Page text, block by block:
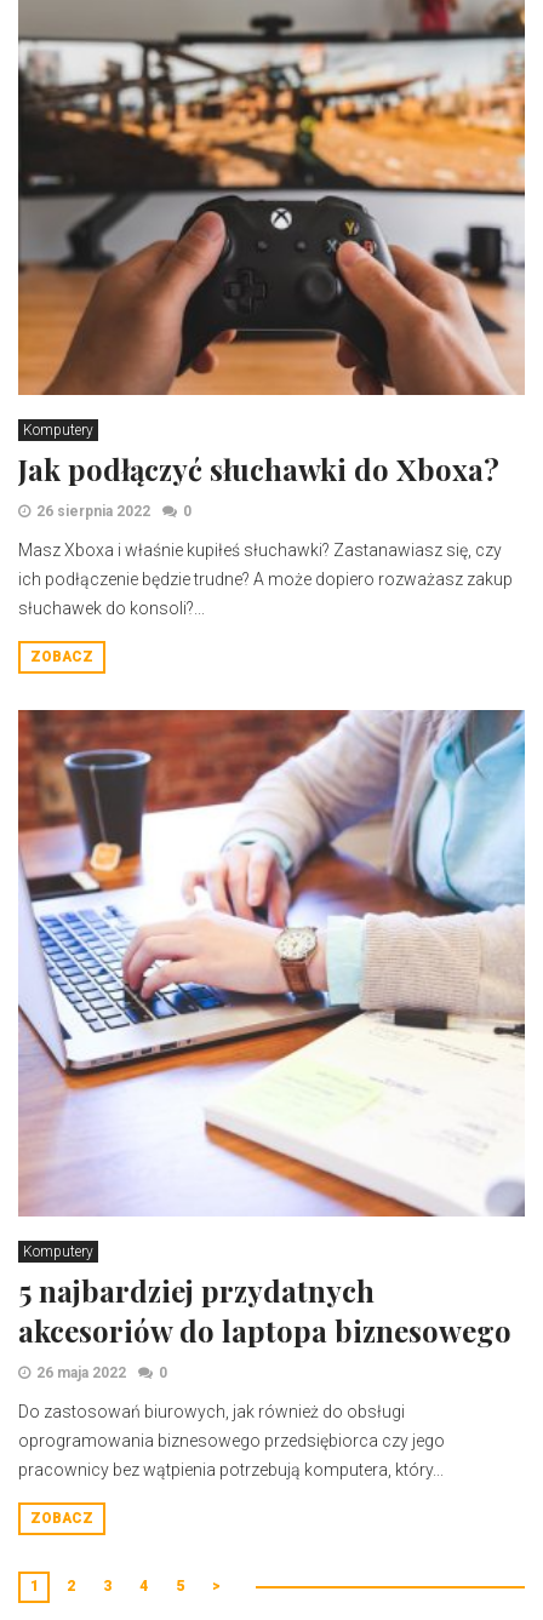
Komputery
Jak podłączyć słuchawki do Xboxa?
26 sierpnia 2022 0
Masz Xboxa i właśnie kupiłeś słuchawki? Zastanawiasz się, czy
ich podłączenie będzie trudne? A może dopiero rozważasz zakup
słuchawek do konsoli?...
ZOBACZ
Komputery
5 najbardziej przydatnych
akcesoriów do laptopa biznesowego
26 maja 2022 0
Do zastosowań biurowych, jak również do obsługi
oprogramowania biznesowego przedsiębiorca czy jego
pracownicy bez wątpienia potrzebują komputera, który...
ZOBACZ
1 2 3 4 5 >